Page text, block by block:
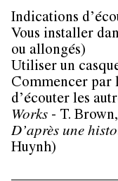
Indications
Vous installer
ou allongés)
Utiliser un
Commencer par
d’écouter les
Works - T.
D’après une
Huynh)